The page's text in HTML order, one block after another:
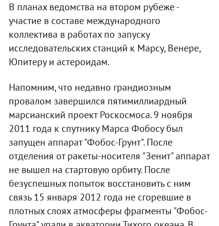
В планах ведомства на втором рубеже -
участие в составе международного
коллектива в работах по запуску
исследовательских станций к Марсу, Венере,
Юпитеру и астероидам.
Напомним, что недавно грандиозным
провалом завершился пятимиллиардный
марсианский проект Роскосмоса. 9 ноября
2011 года к спутнику Марса Фобосу был
запущен аппарат "Фобос-Грунт". После
отделения от ракеты-носителя "Зенит" аппарат
не вышел на стартовую орбиту. После
безуспешных попыток восстановить с ним
связь 15 января 2012 года не сгоревшие в
плотных слоях атмосферы фрагменты "Фобос-